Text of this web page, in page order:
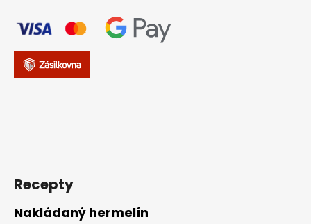
Recepty
Nakládaný hermelín